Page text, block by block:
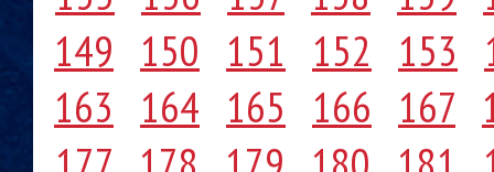
149 150 151 152 153
163 164 165 166 167